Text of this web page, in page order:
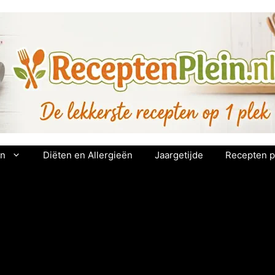
Diëten en Allergieën Jaargetijde Recepten